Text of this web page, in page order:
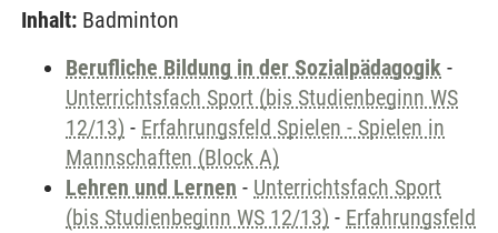
Inhalt: Badminton
Berufliche Bildung in der Sozialpädagogik -
Unterrichtsfach Sport (bis Studienbeginn WS
12/13) - Erfahrungsfeld Spielen - Spielen in
Mannschaften (Block A)
Lehren und Lernen - Unterrichtsfach Sport
(bis Studienbeginn WS 12/13) - Erfahrungsfeld